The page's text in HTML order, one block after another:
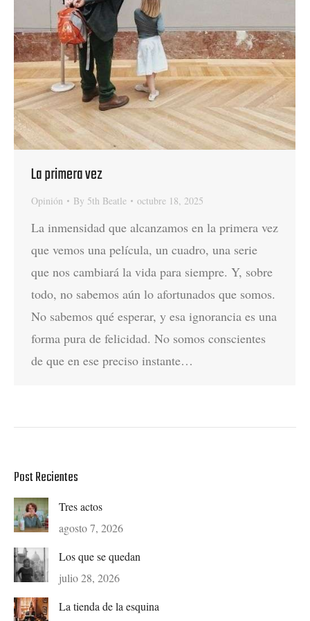
La primera vez
Opinión By 5th Beatle octubre 18, 2025
La inmensidad que alcanzamos en la primera vez
que vemos una película, un cuadro, una serie
que nos cambiará la vida para siempre. Y, sobre
todo, no sabemos aún lo afortunados que somos.
No sabemos qué esperar, y esa ignorancia es una
forma pura de felicidad. No somos conscientes
de que en ese preciso instante…
Post Recientes
Tres actos
agosto 7, 2026
Los que se quedan
julio 28, 2026
La tienda de la esquina